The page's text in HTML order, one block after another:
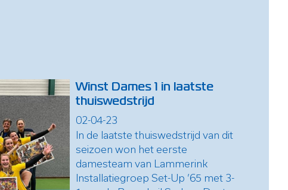
Winst Dames 1 in laatste
thuiswedstrijd
02-04-23
In de laatste thuiswedstrijd van dit
seizoen won het eerste
damesteam van Lammerink
Installatiegroep Set-Up ’65 met 3-